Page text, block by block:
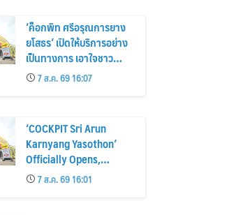
‘ค็อกพิท ศรีอรุณการยาง
ยโสธร’ เปิดให้บริการอย่าง
เป็นทางการ เอาใจชาว
ยโสธรและพื้นที่ใกล้เคียง
มอบโปรยางสุดคุ้มฉลอง
เปิดสาขาใหม่
7 ส.ค. 69 16:07
‘COCKPIT Sri Arun
Karnyang Yasothon’
Officially Opens,
Celebrating the Grand
Opening with Exclusive
Tire Promotions
7 ส.ค. 69 16:01